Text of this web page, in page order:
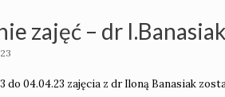
zajęć – dr I.Banasiak
do 04.04.23 zajęcia z dr Iloną Banasiak